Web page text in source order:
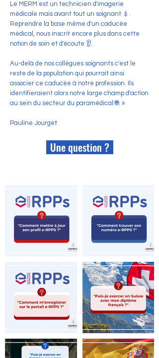
Le MERM est un technicien d'imagerie
médicale mais avant tout un soignant 💉.
Reprendre la base même d'un caducée
médical, nous inscrit encore plus dans cette
notion de soin et d'écoute 👂.
Au-delà de nos collègues soignants c'est le
reste de la population qui pourrait ainsi
associer ce caducée à notre profession. Ils
identifieraient alors notre large champ d'action
au sein du secteur du paramédical 🌐. »
Pauline Jourget
Une question ?